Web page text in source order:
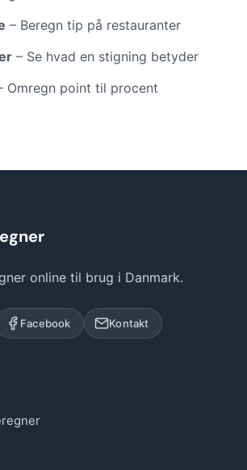
– Beregn tip på restauranter
– Se hvad en stigning betyder
Omregn point til procent
online til brug i Danmark.
Facebook Kontakt